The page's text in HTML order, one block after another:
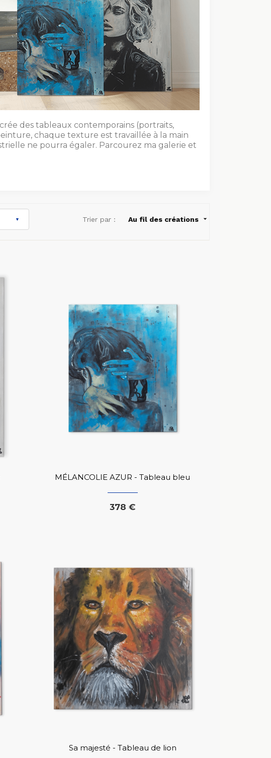
des tableaux contemporains (portraits,
chaque texture est travaillée à la main
ne pourra égaler. Parcourez ma galerie et
Trier par : Au fil des créations 
MÉLANCOLIE AZUR - Tableau bleu
378 €
Sa majesté - Tableau de lion